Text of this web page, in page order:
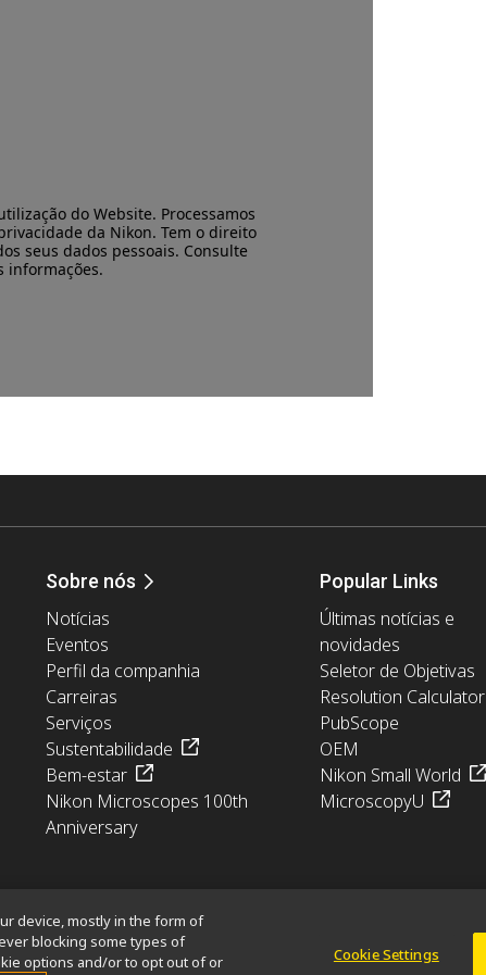
do Website. Processamos
da Nikon. Tem o direito
seus dados pessoais. Consulte
informações.
Sobre nós
Notícias
Eventos
Perfil da companhia
Carreiras
Serviços
Sustentabilidade
Bem-estar
Nikon Microscopes 100th
Anniversary
Popular Links
Últimas notícias e
novidades
Seletor de Objetivas
Resolution Calculator
PubScope
OEM
Nikon Small World
MicroscopyU
device, mostly in the form of
blocking some types of
options and/or to opt out of or
Cookie Settings